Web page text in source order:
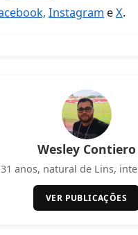
Instagram eX.
Wesley Contiero
anos, natural de Lins,
VER PUBLICAÇÕES